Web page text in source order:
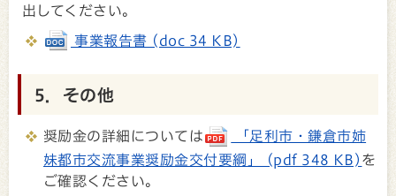
出してください。
事業報告書 (doc 34 KB)
5．その他
奨励金の詳細については
「足利市・鎌倉市姉
妹都市交流事業奨励金交付要綱」 (pdf 348 KB) を
ご確認ください。